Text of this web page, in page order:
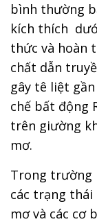
bình thường
kích thích
thức và hoàn
chất dẫn
gây tê liệt
chế bất động
trên giường
mơ.
Trong trường
các trạng thái
mơ và các cơ